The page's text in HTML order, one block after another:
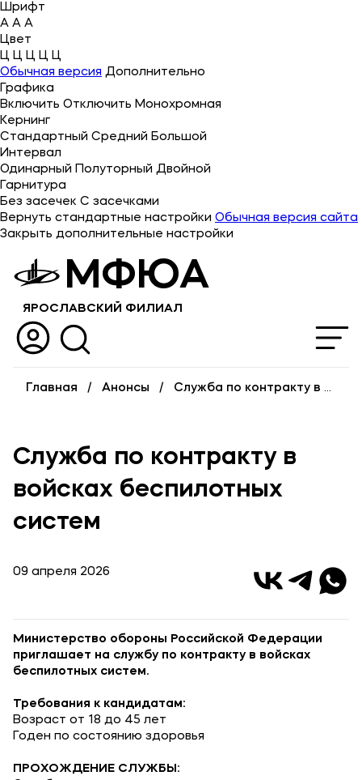
Шрифт
A A A
Цвет
Ц Ц Ц Ц Ц
Обычная версия Дополнительно
Графика
Включить Отключить Монохромная
Кернинг
Стандартный Средний Большой
Интервал
Одинарный Полуторный Двойной
Гарнитура
Без засечек С засечками
Вернуть стандартные настройки Обычная версия сайта
Закрыть дополнительные настройки
МФЮА
ЯРОСЛАВСКИЙ ФИЛИАЛ
Об университете
Лицензии и документы
Сведения об образовательной организации
Абитуриенту
Музейно-выставочный центр МФЮА
Наука
Противодействие терроризму и экстремизму
Абитуриентам
Студентам
Выпускникам
Карьера
Уровни образования
Среднее профессиональное образование
Высшее образование
Объявления
Новости ВУЗа
Контакты
Банковские реквизиты
Карьера
Главная Анонсы Служба по контракту в войсках беспилотных систем
Служба по контракту в
войсках беспилотных
систем
09 апреля 2026
Министерство обороны Российской Федерации
приглашает на службу по контракту в войсках
беспилотных систем.
Требования к кандидатам:
Возраст от 18 до 45 лет
Годен по состоянию здоровья
ПРОХОЖДЕНИЕ СЛУЖБЫ: